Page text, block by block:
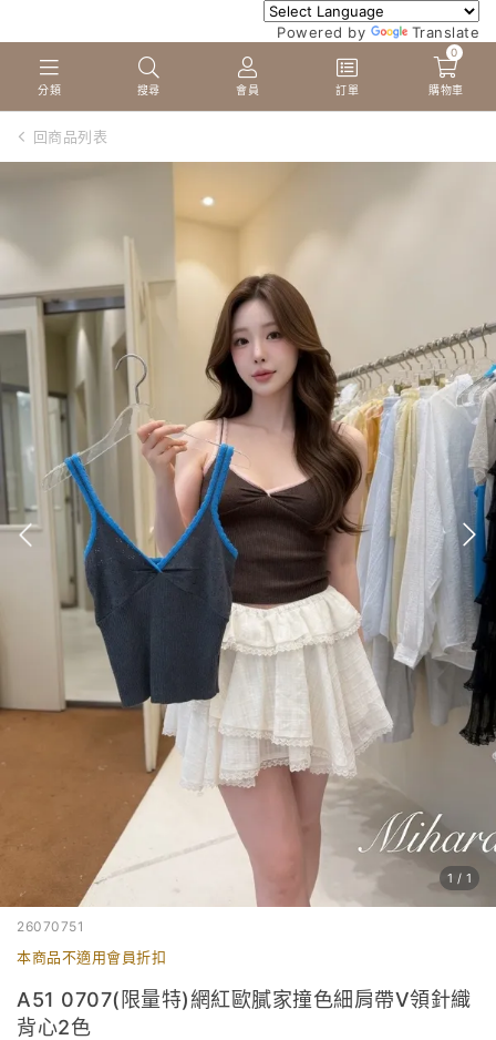
Powered by Translate
分類 搜尋 會員 訂單
0
購物車
回商品列表
1 / 1
26070751
本商品不適用會員折扣
A51 0707(限量特)網紅歐膩家撞色細肩帶V領針織
背心2色